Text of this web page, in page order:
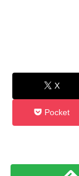
X
Pocket